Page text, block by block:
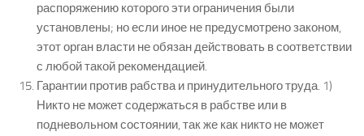
распоряжению которого эти ограничения были
установлены; но если иное не предусмотрено законом,
этот орган власти не обязан действовать в соответствии
с любой такой рекомендацией.
Гарантии против рабства и принудительного труда. 1)
Никто не может содержаться в рабстве или в
подневольном состоянии, так же как никто не может